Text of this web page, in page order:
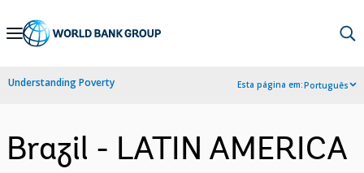
Skip
Navigation
Understanding Poverty Esta página em:Português
Brazil - LATIN AMERICA